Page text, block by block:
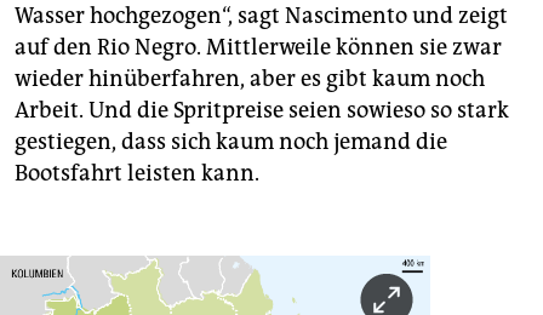
Wasser hochgezogen“, sagt Nascimento und zeigt
auf den Rio Negro. Mittlerweile können sie zwar
wieder hinüberfahren, aber es gibt kaum noch
Arbeit. Und die Spritpreise seien sowieso so stark
gestiegen, dass sich kaum noch jemand die
Bootsfahrt leisten kann.